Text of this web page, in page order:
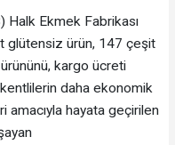
Halk Ekmek Fabrikası
glütensiz ürün, 147 çeşit
kargo ücreti
daha ekonomik
amacıyla hayata geçirilen